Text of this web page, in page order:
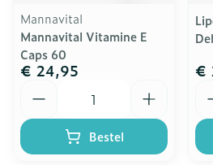
Mannavital
Mannavital Vitamine E
Caps 60
€ 24,95
Bestel
€